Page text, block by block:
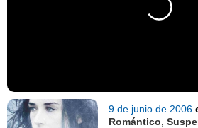
9 de junio de 2006
Romántico ,